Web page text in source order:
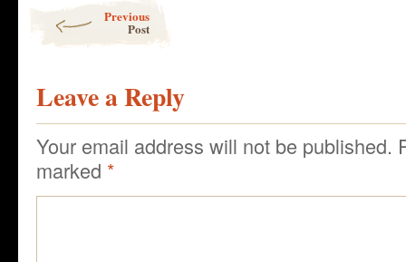
Previous
Post
Leave a Reply
Your email address will not be published.
marked *